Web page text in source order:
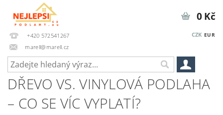
+420 572541267
marell@marell.cz
CZK EUR
0 Kč
DŘEVO VS. VINYLOVÁ PODLAHA
– CO SE VÍC VYPLATÍ?